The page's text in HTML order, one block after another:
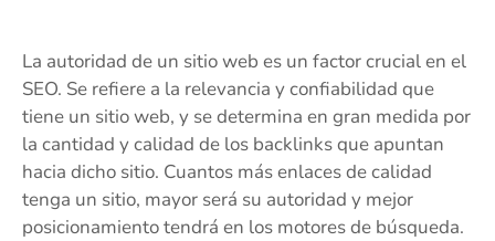
La autoridad de un sitio web es un factor crucial en el
SEO. Se refiere a la relevancia y confiabilidad que
tiene un sitio web, y se determina en gran medida por
la cantidad y calidad de los backlinks que apuntan
hacia dicho sitio. Cuantos más enlaces de calidad
tenga un sitio, mayor será su autoridad y mejor
posicionamiento tendrá en los motores de búsqueda.